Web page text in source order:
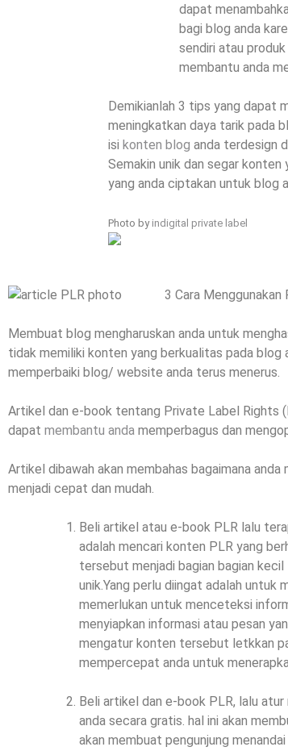
dapat
bagi blog anda
sendiri atau
membantu anda
Demikianlah 3 tips yang dapat
meningkatkan daya tarik pada
isi konten blog anda terdesign
Semakin unik dan segar konten
yang anda ciptakan untuk blog
Photo by indigital private label
3 Cara
Membuat blog mengharuskan anda untuk
tidak memiliki konten yang berkualitas pada blog
memperbaiki blog/ website anda terus menerus.
Artikel dan e-book tentang Private Label Rights
dapat membantu anda memperbagus dan
Artikel dibawah akan membahas bagaimana
menjadi cepat dan mudah.
Beli artikel atau e-book PLR lalu
adalah mencari konten PLR yang
tersebut menjadi bagian bagian
unik.Yang perlu diingat adalah untuk
memerlukan untuk menceteksi
menyiapkan informasi atau pesan
mengatur konten tersebut letkkan
mempercepat anda untuk
Beli artikel dan e-book PLR, lalu
anda secara gratis. hal ini akan
akan membuat pengunjung